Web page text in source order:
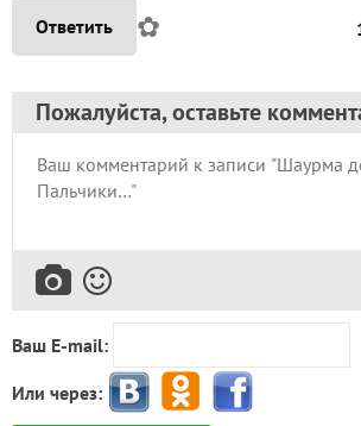
Ответить ✿
Пожалуйста, оставьте
Ваш E-mail:
Или через: